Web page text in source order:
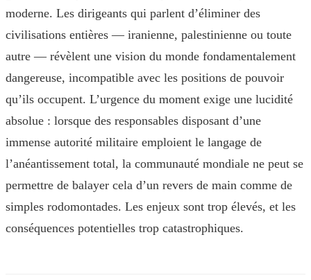
moderne. Les dirigeants qui parlent d’éliminer des
civilisations entières — iranienne, palestinienne ou toute
autre — révèlent une vision du monde fondamentalement
dangereuse, incompatible avec les positions de pouvoir
qu’ils occupent. L’urgence du moment exige une lucidité
absolue : lorsque des responsables disposant d’une
immense autorité militaire emploient le langage de
l’anéantissement total, la communauté mondiale ne peut se
permettre de balayer cela d’un revers de main comme de
simples rodomontades. Les enjeux sont trop élevés, et les
conséquences potentielles trop catastrophiques.